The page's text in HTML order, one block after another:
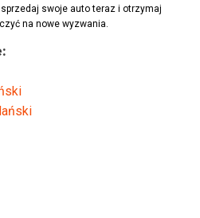
swoje auto teraz i otrzymaj
na nowe wyzwania.